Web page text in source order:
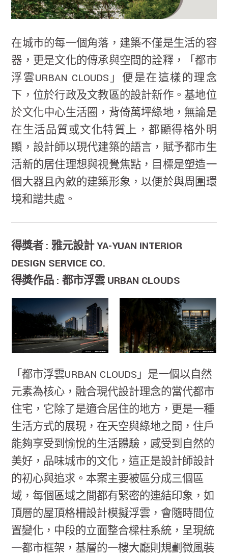
在城市的每一個角落，建築不僅是生活的容
器，更是文化的傳承與空間的詮釋，「都市
浮雲URBAN CLOUDS」便是在這樣的理念
下，位於行政及文教區的設計新作。基地位
於文化中心生活圈，背倚萬坪綠地，無論是
在生活品質或文化特質上，都顯得格外明
顯，設計師以現代建築的語言，賦予都市生
活新的居住理想與視覺焦點，目標是塑造一
個大器且內斂的建築形象，以便於與周圍環
境和諧共處。
得獎者 : 雅元設計 YA-YUAN INTERIOR
DESIGN SERVICE CO.
得獎作品 : 都市浮雲 URBAN CLOUDS
「都市浮雲URBAN CLOUDS」是一個以自然
元素為核心，融合現代設計理念的當代都市
住宅，它除了是適合居住的地方，更是一種
生活方式的展現，在天空與綠地之間，住戶
能夠享受到愉悅的生活體驗，感受到自然的
美好，品味城市的文化，這正是設計師設計
的初心與追求。本案主要被區分成三個區
域，每個區域之間都有緊密的連結印象，如
頂層的屋頂格柵設計模擬浮雲，會隨時間位
置變化⁠，中段的立面整合樑柱系統，呈現統
一都市框架，基層的一樓大廳則規劃微風裝